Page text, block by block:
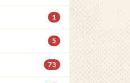
1
5
73